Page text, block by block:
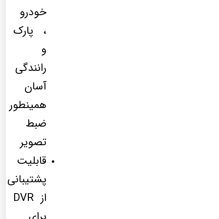
خودرو
، پارک
و
رانندگی
آسان
همینطور
ضبط
تصویر
قابلیت
پشتیبانی
از DVR